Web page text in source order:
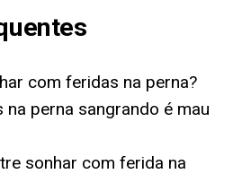
com feridas na perna?
perna sangrando é mau
sonhar com ferida na